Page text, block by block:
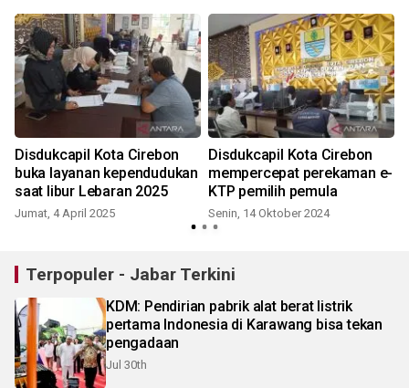
Disdukcapil Kota Cirebon
buka layanan kependudukan
saat libur Lebaran 2025
Jumat, 4 April 2025
Disdukcapil Kota Cirebon
mempercepat perekaman e-
KTP pemilih pemula
Senin, 14 Oktober 2024
Terpopuler - Jabar Terkini
KDM: Pendirian pabrik alat berat listrik
pertama Indonesia di Karawang bisa tekan
pengadaan
Jul 30th